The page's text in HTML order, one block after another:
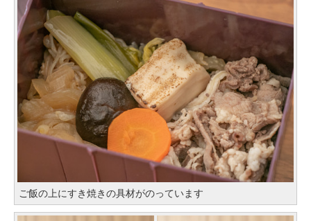
ご飯の上にすき焼きの具材がのっています